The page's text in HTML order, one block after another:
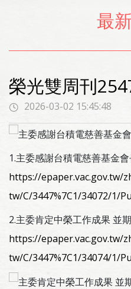
最
榮光雙周刊
2026-03-02 15:45:48
1.主委感謝台積電慈善基金
https://epaper.vac.gov.tw/
tw/C/3447%7C1/34072/1/
2.主委肯定中榮工作成果 並
https://epaper.vac.gov.tw/
tw/C/3447%7C1/34074/1/